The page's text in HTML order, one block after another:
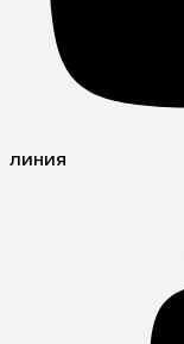
линия